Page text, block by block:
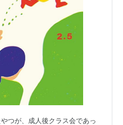
つが、成人後クラス会であっ